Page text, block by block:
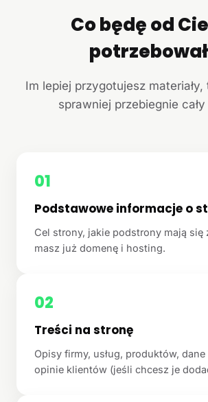
Co będę od
Im lepiej przygotujesz
sprawniej przebiegnie
01
Podstawowe informacje o
Cel strony, jakie podstrony mają się
masz już domenę i hosting.
02
Treści na stronę
Opisy firmy, usług, produktów,
opinie klientów (jeśli chcesz je